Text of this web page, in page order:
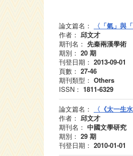
論文篇名：
〈「氣」與
作者： 邱文才
期刊名： 先秦兩漢學術
期別： 20 期
刊登日期： 2013-09-01
頁數： 27-46
期刊類型： Others
ISSN： 1811-6329
論文篇名：
〈《太一生
作者： 邱文才
期刊名： 中國文學研究
期別： 29 期
刊登日期： 2010-01-01